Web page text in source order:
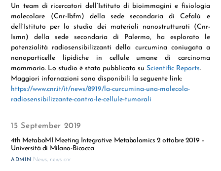
Un team di ricercatori dell’Istituto di bioimmagini e fisiologia
molecolare (Cnr-Ibfm) della sede secondaria di Cefalù e
dell’Istituto per lo studio dei materiali nanostrutturati (Cnr-
Ismn) della sede secondaria di Palermo, ha esplorato le
potenzialità radiosensibilizzanti della curcumina coniugata a
nanoparticelle lipidiche in cellule umane di carcinoma
mammario. Lo studio è stato pubblicato su Scientific Reports.
Maggiori infornazioni sono disponibili la seguente link:
https://www.cnr.it/it/news/8919/la-curcumina-una-molecola-
radiosensibilizzante-contro-le-cellule-tumorali
15 September 2019
4th MetaboMI Meeting Integrative Metabolomics 2 ottobre 2019 –
Università di Milano-Bicocca
ADMIN News, news cnr